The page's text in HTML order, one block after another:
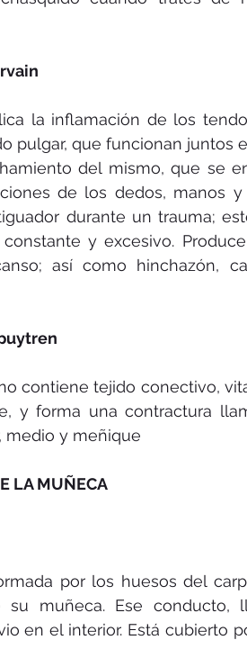
la inflamación de los
pulgar, que funcionan juntos
del mismo, que se
de los dedos, manos
durante un trauma;
y excesivo.
así como hinchazón,
contiene tejido conectivo,
y forma una contractura
medio y meñique
LA MUÑECA
por los huesos del
muñeca. Ese conducto,
en el interior. Está cubierto